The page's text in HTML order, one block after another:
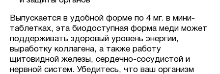
Выпускается в удобной форме по 4 мг. в мини-
таблетках, эта биодоступная форма меди может
поддерживать здоровый уровень энергии,
выработку коллагена, а также работу
щитовидной железы, сердечно-сосудистой и
нервной систем. Убедитесь, что ваш организм